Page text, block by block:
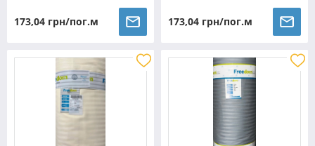
173,04 грн/пог.м 173,04 грн/пог.м